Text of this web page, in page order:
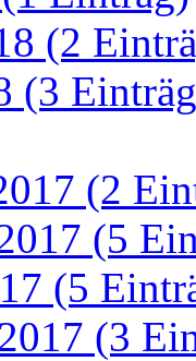
(2
(3
(2
(5
(5
(3